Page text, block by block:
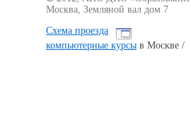
Москва, Земляной вал дом 7
Схема проезда
компьютерные курсы в Москве /